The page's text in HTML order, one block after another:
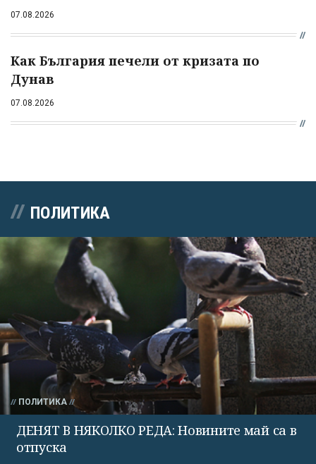
07.08.2026
Как България печели от кризата по
Дунав
07.08.2026
ПОЛИТИКА
ПОЛИТИКА
ДЕНЯТ В НЯКОЛКО РЕДА: Новините май са в
отпуска